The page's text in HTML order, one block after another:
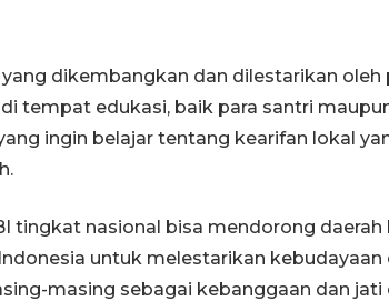
dikembangkan dan dilestarikan
tempat edukasi, baik para santri
ingin belajar tentang kearifan lokal
tingkat nasional bisa mendorong
untuk melestarikan kebudayaan
masing sebagai kebanggaan dan jati